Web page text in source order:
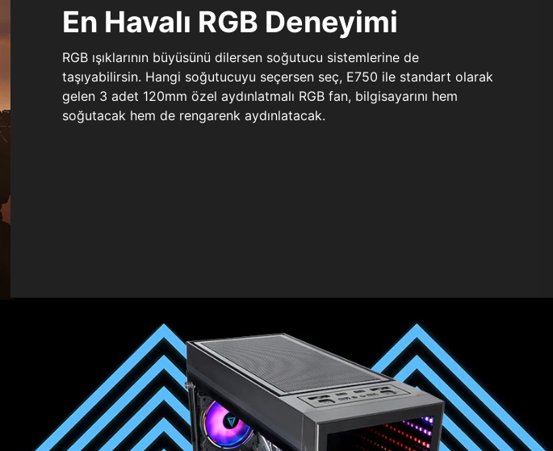
En Havalı RGB Deneyimi
RGB ışıklarının büyüsünü dilersen soğutucu sistemlerine de
taşıyabilirsin. Hangi soğutucuyu seçersen seç, E750 ile standart olarak
gelen 3 adet 120mm özel aydınlatmalı RGB fan, bilgisayarını hem
soğutacak hem de rengarenk aydınlatacak.